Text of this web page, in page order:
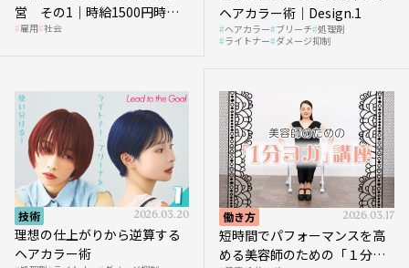
営 その1｜時給1500円時代
へ向かう社会的背景
雇用 社会
ヘアカラー術｜Design.1
ヘアカラー ブリーチ 処理剤
ライトナー ダメージ抑制
技術 2026.03.20
理想の仕上がりから逆算する
ヘアカラー術
働き方 2026.03.17
短時間でパフォーマンスを高
める美容師のための「１分ヨ